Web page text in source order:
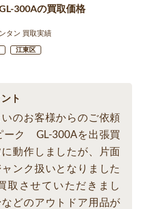
300Aの買取価格
タン 買取実績
江東区
ト
のお客様からのご依頼
ーク GL-300Aを出張買
動作しましたが、片面
ンク扱いとなりました
取させていただきまし
どのアウトドア用品が